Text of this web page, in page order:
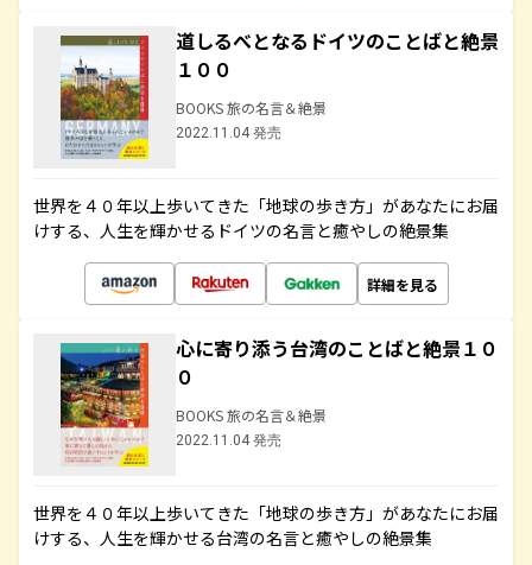
道しるべとなるドイツのことばと絶景
１００
BOOKS 旅の名言＆絶景
2022.11.04 発売
世界を４０年以上歩いてきた「地球の歩き方」があなたにお届
けする、人生を輝かせるドイツの名言と癒やしの絶景集
詳細を見る
心に寄り添う台湾のことばと絶景１０
０
BOOKS 旅の名言＆絶景
2022.11.04 発売
世界を４０年以上歩いてきた「地球の歩き方」があなたにお届
けする、人生を輝かせる台湾の名言と癒やしの絶景集